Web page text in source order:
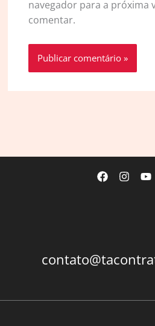
navegador para a próxima
comentar.